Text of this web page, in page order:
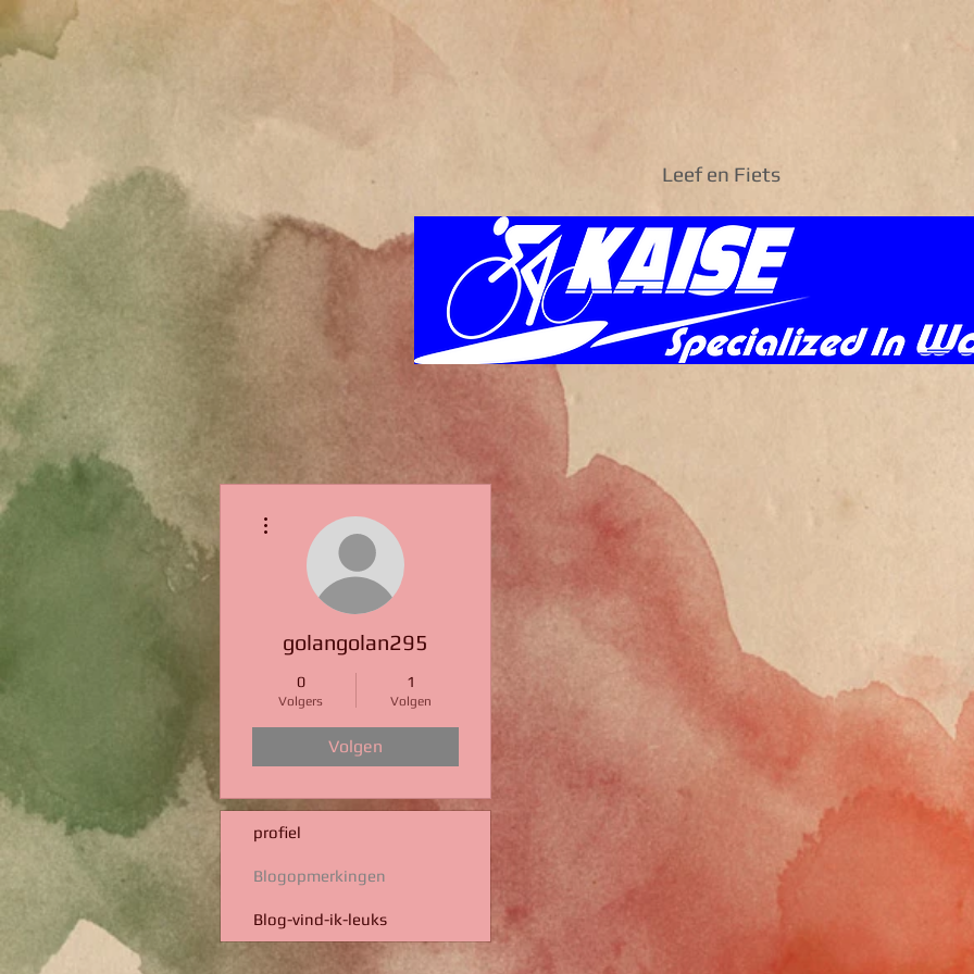
Leef en Fiets
golangolan295
0
Volgers
1
Volgen
Volgen
profiel
Blogopmerkingen
Blog-vind-ik-leuks